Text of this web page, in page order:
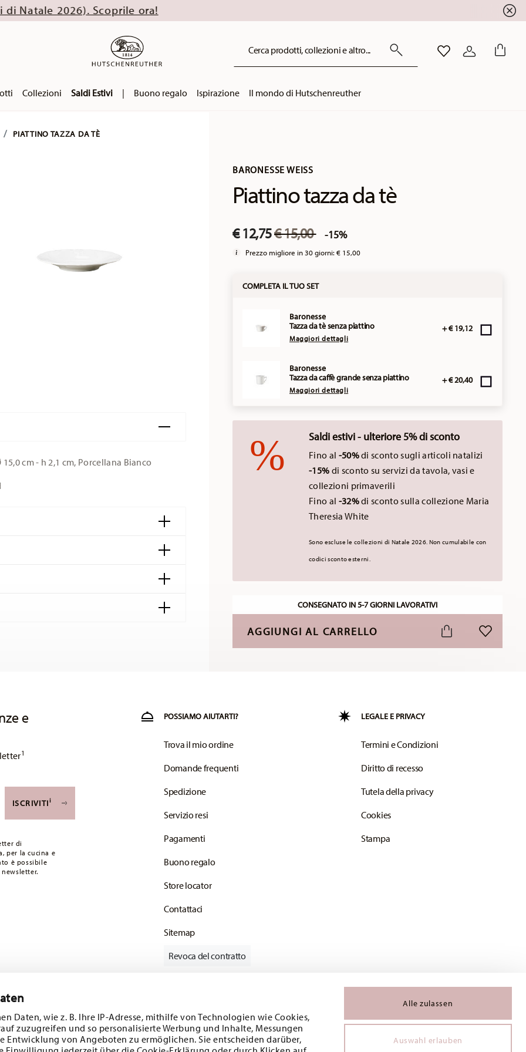
Daten, wie z. B. Ihre IP-Adresse, mithilfe von Technologien wie Cookies,
zuzugreifen und so personalisierte Werbung und Inhalte, Messungen
von Angeboten zu ermöglichen. Sie entscheiden darüber,
Alle zulassen
Auswahl erlauben
Scoprile ora!
Cerca prodotti, collezioni e altro... LISTA DESIDERI
ACCEDI
Collezioni Saldi Estivi | Buono regalo Ispirazione Il mondo di Hutschenreuther
BARONESSE WEISS
Piattino tazza da tè
€ 12,75Price reduced from
€ 15,00to-15%
Prezzo migliore in 30 giorni:€ 15,00
COMPLETA IL TUO SET
Baronesse
Tazza da tè senza piattino
Maggiori dettagli
+ € 19,12
Baronesse
Tazza da caffè grande senza piattino
Maggiori dettagli
+ € 20,40
Saldi estivi - ulteriore 5% di sconto
Fino al -50%di sconto sugli articoli natalizi
-15% di sconto su servizi da tavola, vasi e
collezioni primaverili
Fino al -32%di sconto sulla collezione Maria
Theresia White
Sono escluse le collezioni di Natale 2026. Non cumulabile con
codici sconto esterni.
CONSEGNATO IN 5-7 GIORNI LAVORATIVI
AGGIUNGI AL CARRELLO LISTA
PIATTINO TAZZA DA TÈ
cm - h 2,1 cm, Porcellana Bianco
è gratuita in tutti i paesi (eccetto il
a 9,90 €. Per tutti gli altri paesi, puoi
a partire da 49,90 CHF. Per ordini inferiori a
in stock. Puoi visualizzare i tempi di
standard) in Italia.
non appena il vostro pacco verrà spedito.
e
1
ISCRIVITIi
di
per la cucina e
è possibile
POSSIAMO AIUTARTI?
Trova il mio ordine
Domande frequenti
Spedizione
Servizio resi
Pagamenti
Buono regalo
Store locator
Contattaci
Sitemap
LEGALE E PRIVACY
Termini e Condizioni
Diritto di recesso
Tutela della privacy
Cookies
Stampa
Revoca del contratto
Tieniti informato